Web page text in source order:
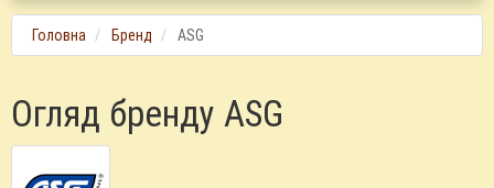
Головна Бренд ASG
Огляд бренду ASG